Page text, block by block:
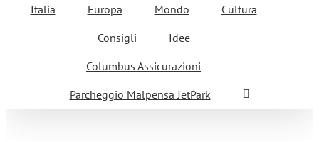
Italia Europa Mondo
Cultura
Consigli
Idee
Columbus Assicurazioni
Parcheggio Malpensa JetPark